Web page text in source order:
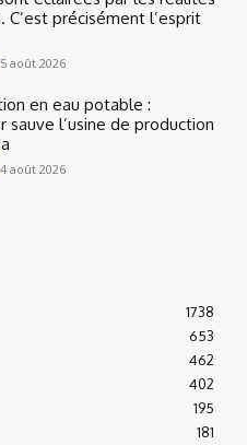
C’est précisément l’esprit
5 août 2026
en eau potable :
sauve l’usine de production
4 août 2026
1738
653
462
402
195
181